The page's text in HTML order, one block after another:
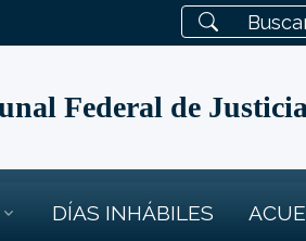
Federal de
DÍAS INHÁBILES